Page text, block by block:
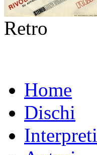
Retro
Home
Dischi
Interpreti